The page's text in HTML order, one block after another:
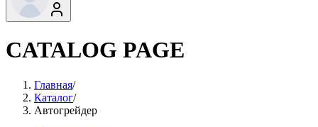
CATALOG PAGE
Главная/
Каталог/
Автогрейдер